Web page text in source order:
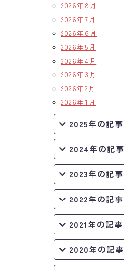
2026年8月
2026年7月
2026年6月
2026年5月
2026年4月
2026年3月
2026年2月
2026年1月
2025年の記事
2024年の記事
2023年の記事
2022年の記事
2021年の記事
2020年の記事